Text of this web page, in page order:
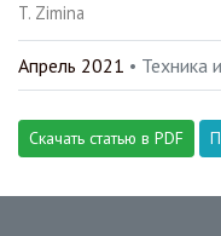
T. Zimina
Апрель 2021 • Техника
Скачать статью в PDF